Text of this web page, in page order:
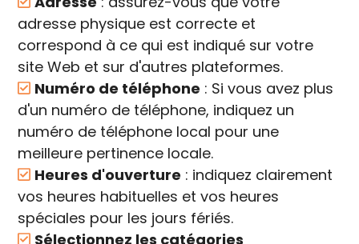
adresse physique est correcte et
correspond à ce qui est indiqué sur votre
site Web et sur d'autres plateformes.
Numéro de téléphone : Si vous avez plus
d'un numéro de téléphone, indiquez un
numéro de téléphone local pour une
meilleure pertinence locale.
Heures d'ouverture : indiquez clairement
vos heures habituelles et vos heures
spéciales pour les jours fériés.
Sélectionnez les catégories